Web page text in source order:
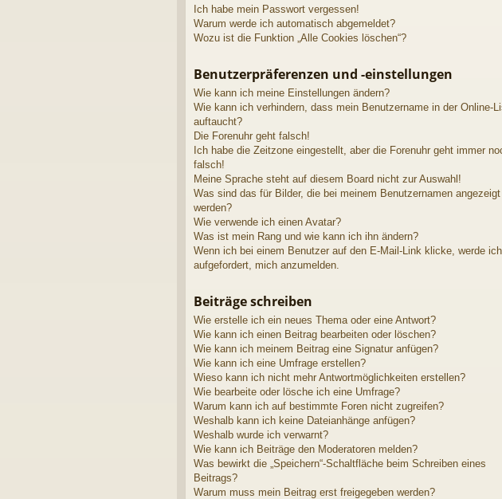
Ich habe mein Passwort vergessen!
Warum werde ich automatisch abgemeldet?
Wozu ist die Funktion „Alle Cookies löschen“?
Benutzerpräferenzen und -einstellungen
Wie kann ich meine Einstellungen ändern?
Wie kann ich verhindern, dass mein Benutzername in der Online-
auftaucht?
Die Forenuhr geht falsch!
Ich habe die Zeitzone eingestellt, aber die Forenuhr geht immer
falsch!
Meine Sprache steht auf diesem Board nicht zur Auswahl!
Was sind das für Bilder, die bei meinem Benutzernamen angezeigt
werden?
Wie verwende ich einen Avatar?
Was ist mein Rang und wie kann ich ihn ändern?
Wenn ich bei einem Benutzer auf den E-Mail-Link klicke, werde ich
aufgefordert, mich anzumelden.
Beiträge schreiben
Wie erstelle ich ein neues Thema oder eine Antwort?
Wie kann ich einen Beitrag bearbeiten oder löschen?
Wie kann ich meinem Beitrag eine Signatur anfügen?
Wie kann ich eine Umfrage erstellen?
Wieso kann ich nicht mehr Antwortmöglichkeiten erstellen?
Wie bearbeite oder lösche ich eine Umfrage?
Warum kann ich auf bestimmte Foren nicht zugreifen?
Weshalb kann ich keine Dateianhänge anfügen?
Weshalb wurde ich verwarnt?
Wie kann ich Beiträge den Moderatoren melden?
Was bewirkt die „Speichern“-Schaltfläche beim Schreiben eines
Beitrags?
Warum muss mein Beitrag erst freigegeben werden?